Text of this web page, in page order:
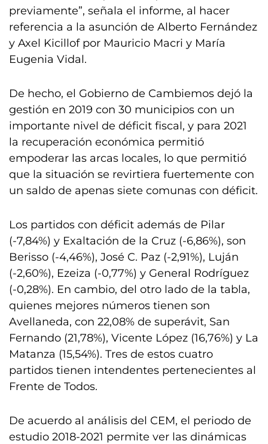
previamente”, señala el informe, al hacer
referencia a la asunción de Alberto Fernández
y Axel Kicillof por Mauricio Macri y María
Eugenia Vidal.
De hecho, el Gobierno de Cambiemos dejó la
gestión en 2019 con 30 municipios con un
importante nivel de déficit fiscal, y para 2021
la recuperación económica permitió
empoderar las arcas locales, lo que permitió
que la situación se revirtiera fuertemente con
un saldo de apenas siete comunas con déficit.
Los partidos con déficit además de Pilar
(-7,84%) y Exaltación de la Cruz (-6,86%), son
Berisso (-4,46%), José C. Paz (-2,91%), Luján
(-2,60%), Ezeiza (-0,77%) y General Rodríguez
(-0,28%). En cambio, del otro lado de la tabla,
quienes mejores números tienen son
Avellaneda, con 22,08% de superávit, San
Fernando (21,78%), Vicente López (16,76%) y La
Matanza (15,54%). Tres de estos cuatro
partidos tienen intendentes pertenecientes al
Frente de Todos.
De acuerdo al análisis del CEM, el periodo de
estudio 2018-2021 permite ver las dinámicas